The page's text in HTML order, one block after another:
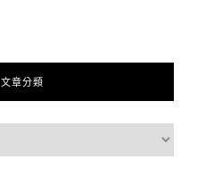
文章分類